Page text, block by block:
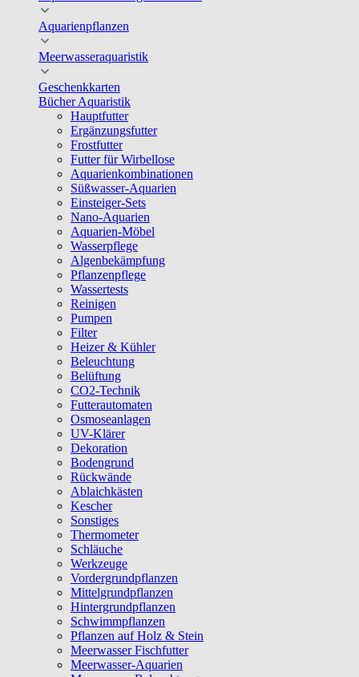
Aquarienpflanzen
Meerwasseraquaristik
Geschenkkarten
Bücher Aquaristik
Hauptfutter
Ergänzungsfutter
Frostfutter
Futter für Wirbellose
Aquarienkombinationen
Süßwasser-Aquarien
Einsteiger-Sets
Nano-Aquarien
Aquarien-Möbel
Wasserpflege
Algenbekämpfung
Pflanzenpflege
Wassertests
Reinigen
Pumpen
Filter
Heizer & Kühler
Beleuchtung
Belüftung
CO2-Technik
Futterautomaten
Osmoseanlagen
UV-Klärer
Dekoration
Bodengrund
Rückwände
Ablaichkästen
Kescher
Sonstiges
Thermometer
Schläuche
Werkzeuge
Vordergrundpflanzen
Mittelgrundpflanzen
Hintergrundpflanzen
Schwimmpflanzen
Pflanzen auf Holz & Stein
Meerwasser Fischfutter
Meerwasser-Aquarien